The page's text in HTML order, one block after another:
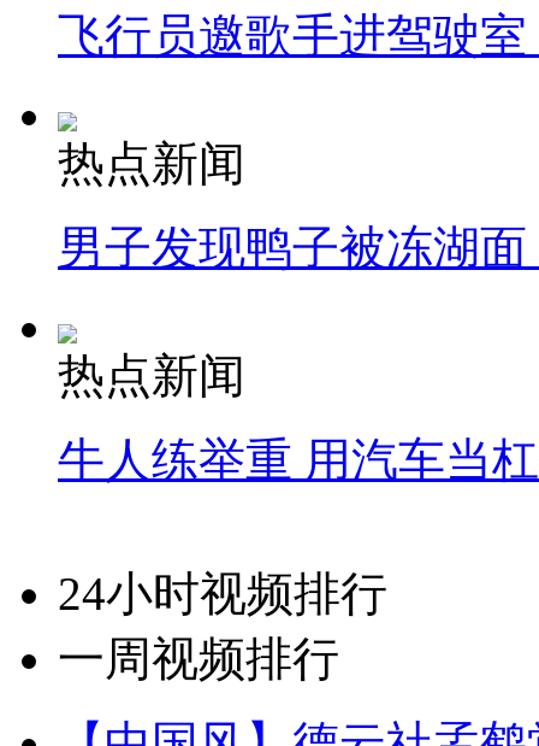
飞行员邀歌手进驾驶
热点新闻
男子发现鸭子被冻湖
热点新闻
牛人练举重 用汽车当
24小时视频排行
一周视频排行